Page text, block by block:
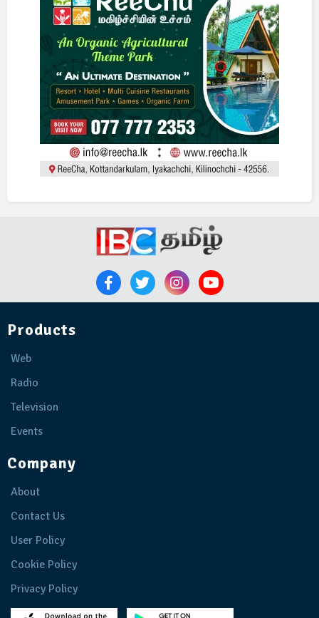
Products
Web
Radio
Television
Events
Company
About
Contact Us
User Policy
Cookie Policy
Privacy Policy